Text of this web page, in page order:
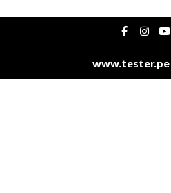
F
a
e
b
o
I
n
t
a
g
Y
o
t
u
b
www.tester.pe